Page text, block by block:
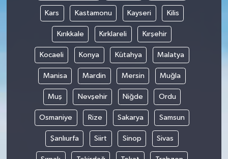
Kars Kastamonu Kayseri Kilis
Kırıkkale Kırklareli Kırşehir
Kocaeli Konya Kütahya Malatya
Manisa Mardin Mersin Muğla
Muş Nevşehir Niğde Ordu
Osmaniye Rize Sakarya Samsun
Şanlıurfa Siirt Sinop Sivas